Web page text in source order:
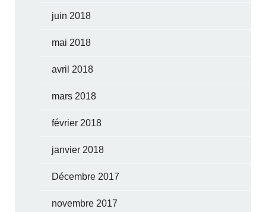
juin 2018
mai 2018
avril 2018
mars 2018
février 2018
janvier 2018
Décembre 2017
novembre 2017